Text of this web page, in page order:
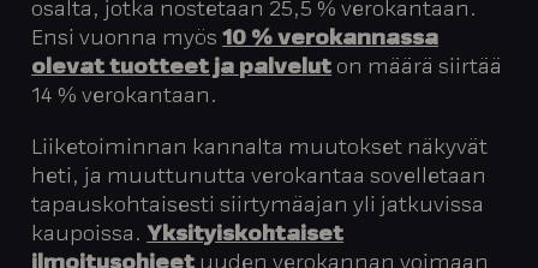
osalta, jotka nostetaan 25,5 % verokantaan.
Ensi vuonna myös10 % verokannassa
olevat tuotteet ja palvelut on määrä siirtää
14 % verokantaan.
Liiketoiminnan kannalta muutokset näkyvät
heti, ja muuttunutta verokantaa sovelletaan
tapauskohtaisesti siirtymäajan yli jatkuvissa
kaupoissa. Yksityiskohtaiset